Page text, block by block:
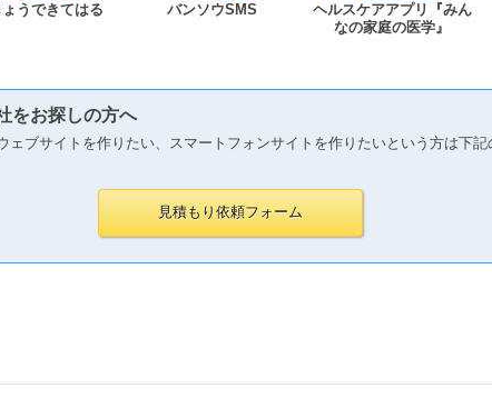
うできてはる バンソウSMS
ヘルスケアアプリ『みん
なの家庭の医学』
をお探しの方へ
ェブサイトを作りたい、スマートフォンサイトを作りたいという方は下